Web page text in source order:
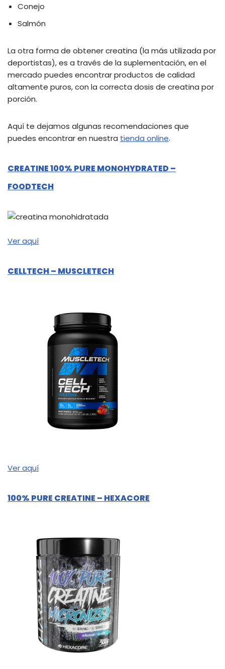
Conejo
Salmón
La otra forma de obtener creatina (la más utilizada por
deportistas), es a través de la suplementación, en el
mercado puedes encontrar productos de calidad
altamente puros, con la correcta dosis de creatina por
porción.
Aquí te dejamos algunas recomendaciones que
puedes encontrar en nuestra tienda online.
CREATINE 100% PURE MONOHYDRATED –
FOODTECH
Ver aquí
CELLTECH – MUSCLETECH
Ver aquí
100% PURE CREATINE – HEXACORE